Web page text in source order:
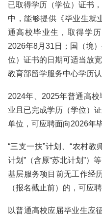
已取得学历（学位）证书
中，能够提供《毕业生就
通高校毕业生，取得学
2026年8月31日；国（境
位）证书的日期可适当放
教育部留学服务中心学历认
2024年、2025年普通高
业且已完成学历（学位）
单位，可应聘面向2026年
“三支一扶”计划、“农村教
计划”（含原“苏北计划”）
基层服务项目前无工作经
（报名截止前）的，可应
以普通高校应届毕业生应